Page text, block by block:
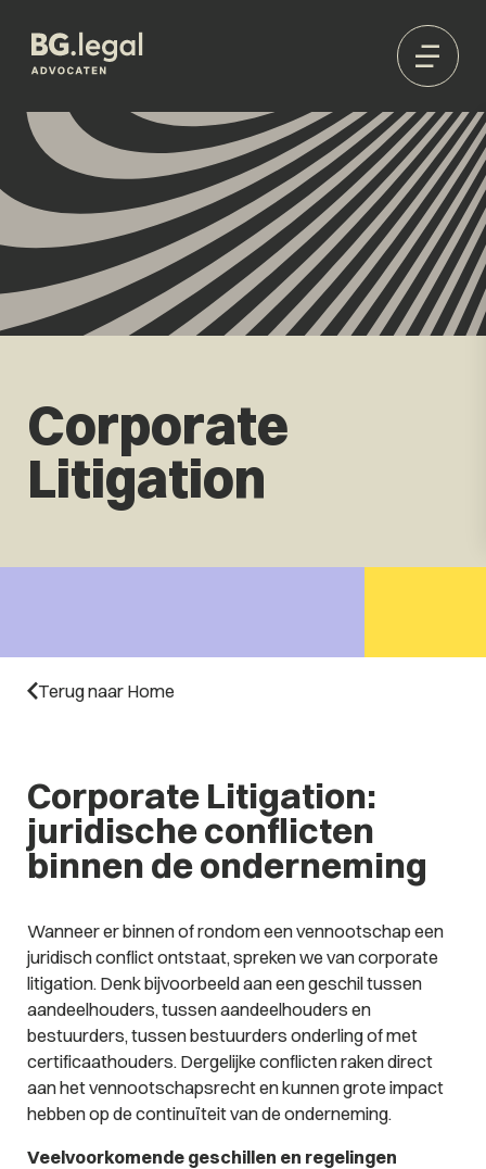
Corporate
Litigation
Terug naar Home
Corporate Litigation:
juridische conflicten
binnen de onderneming
Wanneer er binnen of rondom een vennootschap een
juridisch conflict ontstaat, spreken we van corporate
litigation. Denk bijvoorbeeld aan een geschil tussen
aandeelhouders, tussen aandeelhouders en
bestuurders, tussen bestuurders onderling of met
certificaathouders. Dergelijke conflicten raken direct
aan het vennootschapsrecht en kunnen grote impact
hebben op de continuïteit van de onderneming.
Veelvoorkomende geschillen en regelingen